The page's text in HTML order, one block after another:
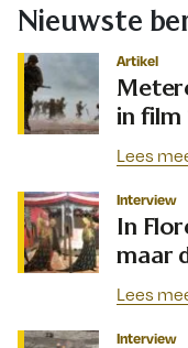
Nieuwste
Artikel
in film
Lees
Interview
In
maar
Lees
Interview